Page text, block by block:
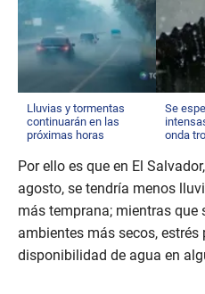
Lluvias y tormentas
continuarán en las
próximas horas
Se
onda
Por ello es que en El
agosto, se tendría menos
más temprana; mientras que
ambientes más secos,
disponibilidad de agua en